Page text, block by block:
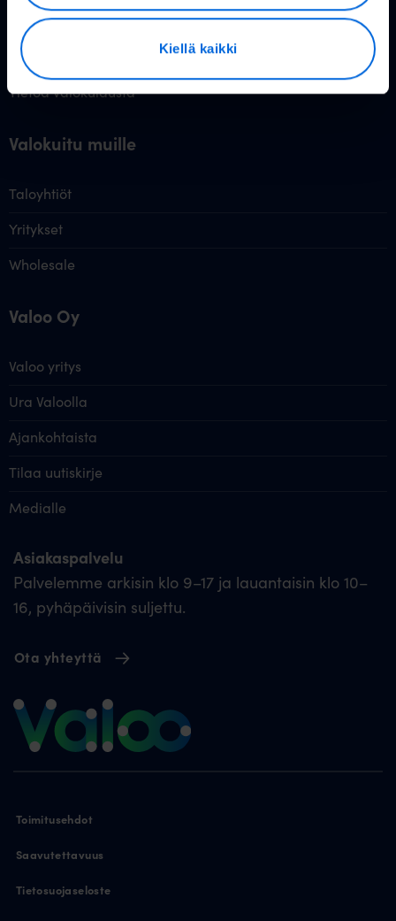
Kiellä kaikki
Valoo TV
Hinnasto
Tietoa valokuidusta
Valokuitu muille
Taloyhtiöt
Yritykset
Wholesale
Valoo Oy
Valoo yritys
Ura Valoolla
Ajankohtaista
Tilaa uutiskirje
Medialle
Asiakaspalvelu
Palvelemme arkisin klo 9–17 ja lauantaisin klo 10–
16, pyhäpäivisin suljettu.
Ota yhteyttä
Toimitusehdot
Saavutettavuus
Tietosuojaseloste